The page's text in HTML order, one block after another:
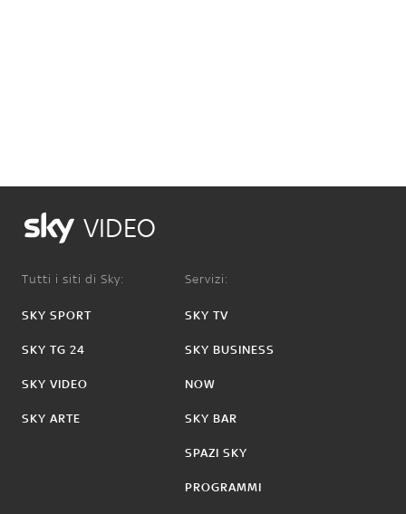
VIDEO
Tutti i siti di Sky:
SKY SPORT
SKY TG 24
SKY VIDEO
SKY ARTE
Servizi:
SKY TV
SKY BUSINESS
NOW
SKY BAR
SPAZI SKY
PROGRAMMI